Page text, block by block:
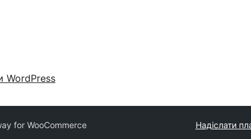
WordPress
for WooCommerce Надіслати